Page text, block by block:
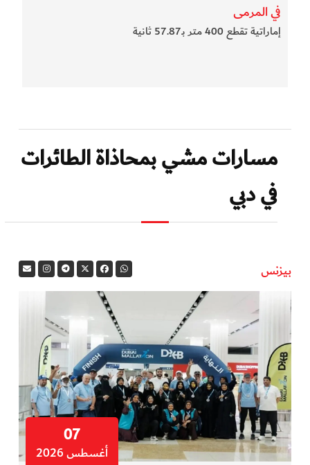
في المرمى
إماراتية تقطع 400 متر بـ57.87 ثانية
مسارات مشي بمحاذاة الطائرات
في دبي
بيزنس
07
أغسطس 2026